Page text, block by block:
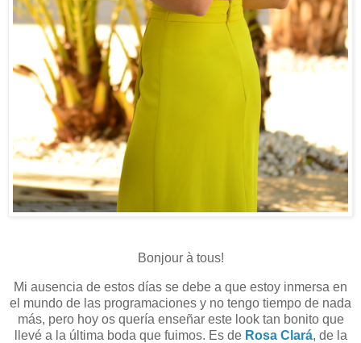
Bonjour à tous!
Mi ausencia de estos días se debe a que estoy inmersa en
el mundo de las programaciones y no tengo tiempo de nada
más, pero hoy os quería enseñar este look tan bonito que
llevé a la última boda que fuimos. Es de Rosa Clará, de la